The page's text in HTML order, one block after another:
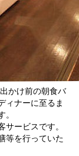
かけ前の朝食バ
ィナーに至るま
ービスです。
等を行っていた